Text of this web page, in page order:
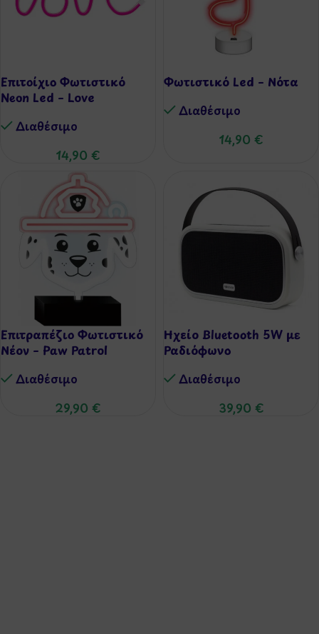
Επιτοίχιο Φωτιστικό
Neon Led – Love
Διαθέσιμo
14,90 €
Φωτιστικό Led – Νότα
Διαθέσιμo
14,90 €
Επιτραπέζιο Φωτιστικό
Νέον – Paw Patrol
Διαθέσιμo
29,90 €
Ηχείο Bluetooth 5W με
Ραδιόφωνο
Διαθέσιμo
39,90 €